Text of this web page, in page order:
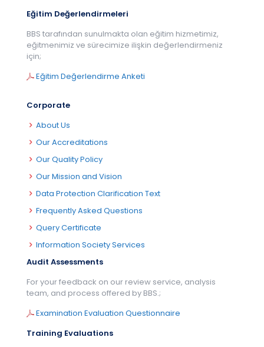
Eğitim Değerlendirmeleri
BBS tarafından sunulmakta olan eğitim hizmetimiz,
eğitmenimiz ve sürecimize ilişkin değerlendirmeniz
için;
Eğitim Değerlendirme Anketi
Corporate
About Us
Our Accreditations
Our Quality Policy
Our Mission and Vision
Data Protection Clarification Text
Frequently Asked Questions
Query Certificate
Information Society Services
Audit Assessments
For your feedback on our review service, analysis
team, and process offered by BBS.;
Examination Evaluation Questionnaire
Training Evaluations